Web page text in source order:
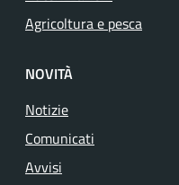
Agricoltura e pesca
NOVITÀ
Notizie
Comunicati
Avvisi